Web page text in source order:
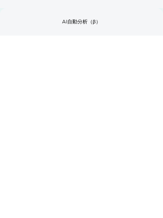
AI自動分析（β）